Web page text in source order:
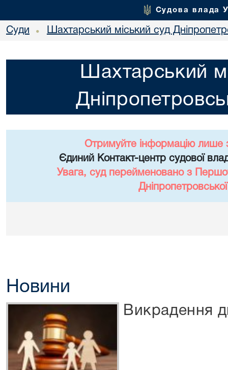
Судова влада
Суди • Шахтарський міський суд
Шахтарський
Отримуйте інформацію лише
Єдиний Контакт-центр судової
Увага, суд перейменовано з
Новини
Викрадення